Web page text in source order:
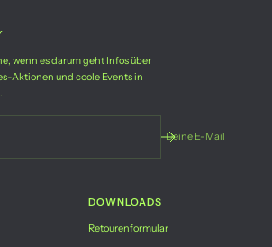
wenn es darum geht Infos über
Aktionen und coole Events in
Deine E-Mail
DOWNLOADS
Retourenformular